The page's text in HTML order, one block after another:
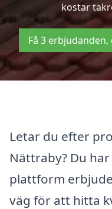
kostar
Få 3
Letar du efter
Nättraby? Du
plattform
väg för att hitta